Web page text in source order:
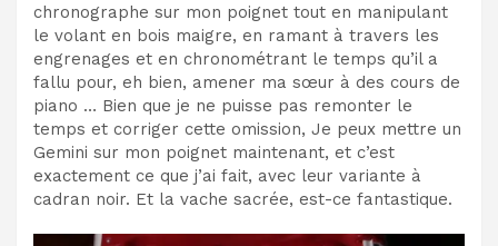
chronographe sur mon poignet tout en manipulant
le volant en bois maigre, en ramant à travers les
engrenages et en chronométrant le temps qu’il a
fallu pour, eh bien, amener ma sœur à des cours de
piano … Bien que je ne puisse pas remonter le
temps et corriger cette omission, Je peux mettre un
Gemini sur mon poignet maintenant, et c’est
exactement ce que j’ai fait, avec leur variante à
cadran noir. Et la vache sacrée, est-ce fantastique.